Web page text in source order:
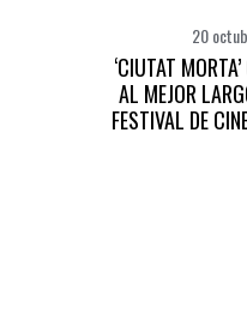
20
‘CIUTAT
AL MEJOR
FESTIVAL DE